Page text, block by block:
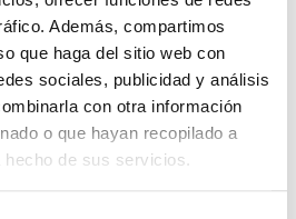
Además, compartimos
que haga del sitio web con
sociales, publicidad y análisis
con otra información
o que hayan recopilado a
de sus servicios.